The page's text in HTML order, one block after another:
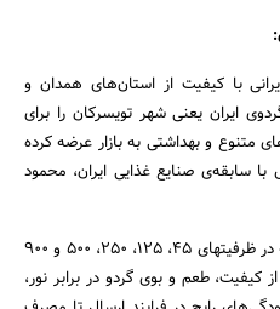
با کیفیت از استان‌های همدان و
ایران یعنی شهر تویسرکان را برای
در بسته‌بندی‌های متنوع و بهداشتی به بازار عرضه کرده
سابقه‌ی صنایع غذایی ایران، محمود
این بسته‌بندی‌های بهداشتی متالایز که در ظرفیتهای ۴۵، ۱۲۵، ۲۵۰، ۵۰۰ و ۹۰۰
طعم و بوی گردو در برابر نور،